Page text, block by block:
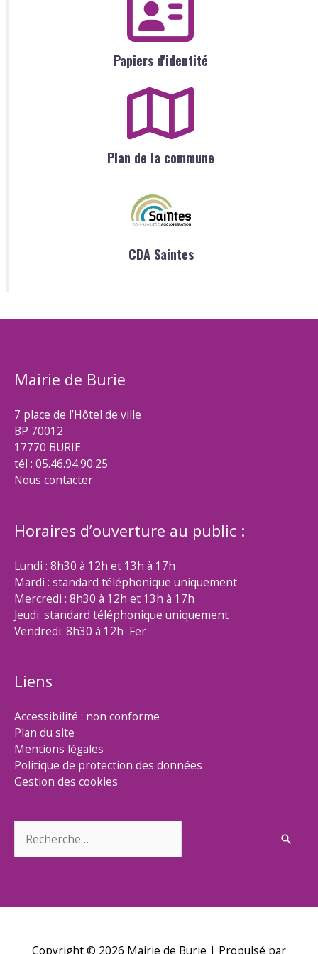
Papiers d'identité
Plan de la commune
CDA Saintes
Mairie de Burie
7 place de l’Hôtel de ville
BP 70012
17770 BURIE
tél : 05.46.94.90.25
Nous contacter
Horaires d’ouverture au public :
Lundi : 8h30 à 12h et 13h à 17h
Mardi : standard téléphonique uniquement
Mercredi : 8h30 à 12h et 13h à 17h
Jeudi: standard téléphonique uniquement
Vendredi: 8h30 à 12h Fer
Liens
Accessibilité : non conforme
Plan du site
Mentions légales
Politique de protection des données
Gestion des cookies
Copyright © 2026 Mairie de Burie | Propulsé par